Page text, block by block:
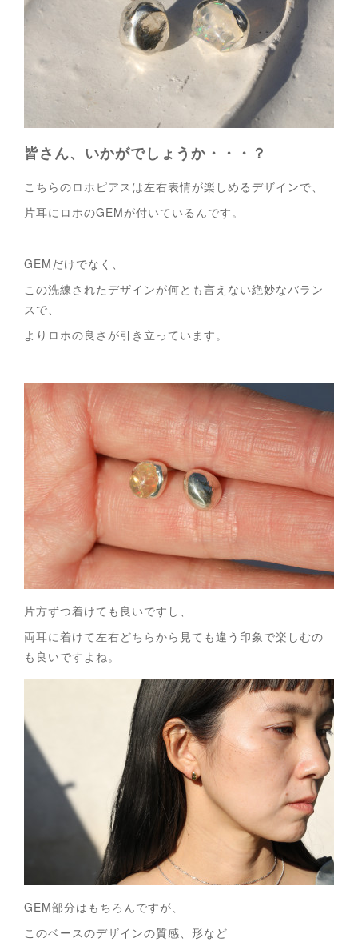
皆さん、いかがでしょうか・・・？
こちらのロホピアスは左右表情が楽しめるデザインで、
片耳にロホのGEMが付いているんです。
GEMだけでなく、
この洗練されたデザインが何とも言えない絶妙なバラン
スで、
よりロホの良さが引き立っています。
片方ずつ着けても良いですし、
両耳に着けて左右どちらから見ても違う印象で楽しむの
も良いですよね。
GEM部分はもちろんですが、
このベースのデザインの質感、形など